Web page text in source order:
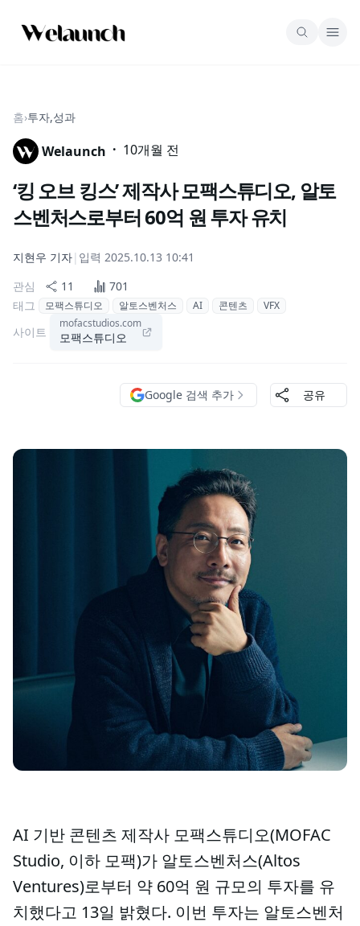
홈›투자,성과
Welaunch · 10개월 전
‘킹 오브 킹스’ 제작사 모팩스튜디오, 알토
스벤처스로부터 60억 원 투자 유치
지현우 기자| 입력 2025.10.13 10:41
관심
11
701
태그
모팩스튜디오 알토스벤처스 AI 콘텐츠 VFX
사이트
mofacstudios.com
모팩스튜디오
Google 검색 추가 공유
AI 기반 콘텐츠 제작사 모팩스튜디오(MOFAC
Studio, 이하 모팩)가 알토스벤처스(Altos
Ventures)로부터 약 60억 원 규모의 투자를 유
치했다고 13일 밝혔다. 이번 투자는 알토스벤처